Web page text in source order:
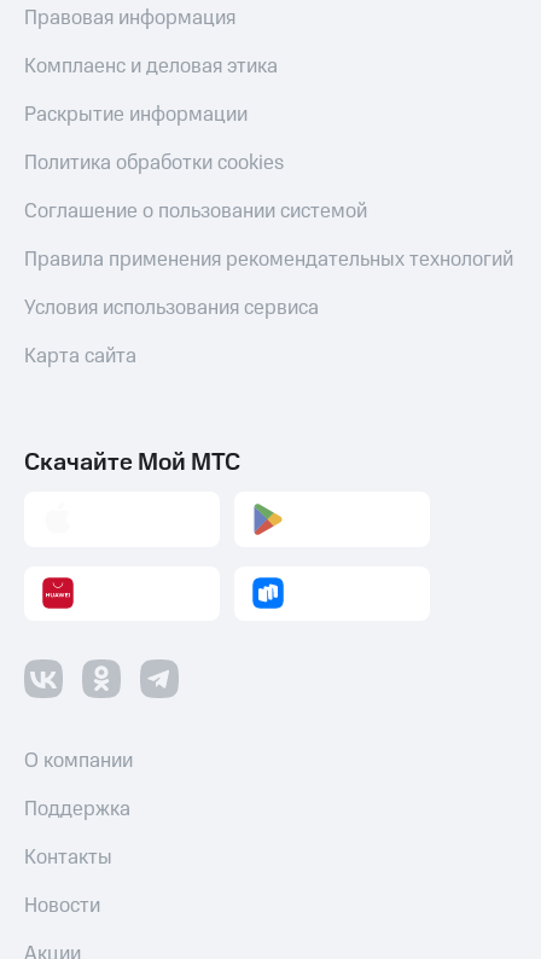
Правовая информация
Комплаенс и деловая этика
Раскрытие информации
Политика обработки cookies
Соглашение о пользовании системой
Правила применения рекомендательных технологий
Условия использования сервиса
Карта сайта
Скачайте Мой МТС
О компании
Поддержка
Контакты
Новости